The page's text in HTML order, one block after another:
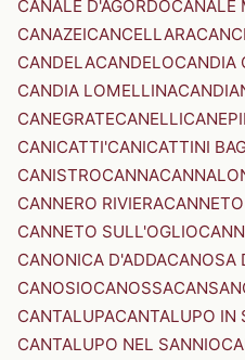
CANALE D'AGORDOCANALE
CANAZEICANCELLARA
CANDELACANDELOCANDIA
CANDIA LOMELLINA
CANEGRATECANELLI
CANICATTI'CANICATTINI
CANISTROCANNA
CANNERO RIVIERA
CANNETO SULL'OGLIO
CANONICA D'ADDACANOSA
CANOSIOCANOSSA
CANTALUPACANTALUPO IN
CANTALUPO NEL SANNIO